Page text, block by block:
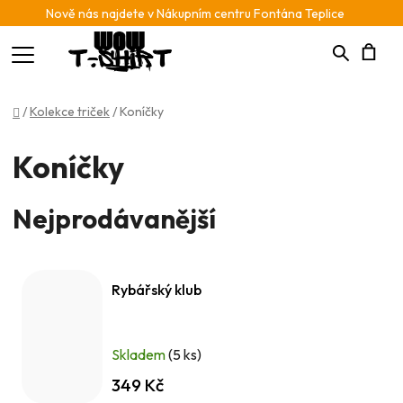
Nově nás najdete v Nákupním centru Fontána Teplice
Hledat
Domů
/Kolekce triček/Koníčky
Koníčky
Nejprodávanější
Rybářský klub
Skladem(5 ks)
349 Kč